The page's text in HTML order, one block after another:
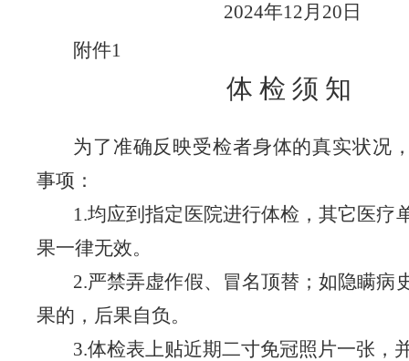
2024年12月 20 日
附件1
体检须知
为了准确反映受检者身体的真实状况
事项：
1.均应到指定医院进行体检，其它医疗
果一律无效。
2.严禁弄虚作假、冒名顶替；如隐瞒病
果的，后果自负。
3.体检表上贴近期二寸免冠照片一张，